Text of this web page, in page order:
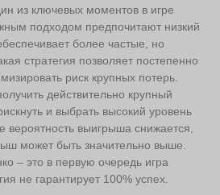
из ключевых моментов в игре
подходом предпочитают низкий
более частые, но
стратегия позволяет постепенно
риск крупных потерь.
действительно крупный
и выбрать высокий уровень
вероятность выигрыша снижается,
может быть значительно выше.
– это в первую очередь игра
не гарантирует 100% успех.